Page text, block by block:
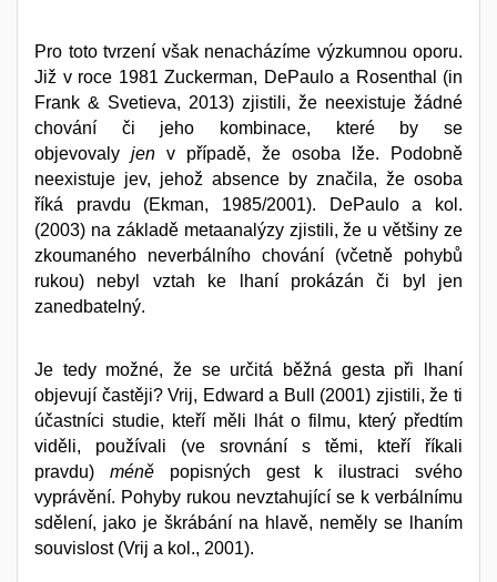
Pro toto tvrzení však nenacházíme výzkumnou oporu.
Již v roce 1981 Zuckerman, DePaulo a Rosenthal (in
Frank & Svetieva, 2013) zjistili, že neexistuje žádné
chování či jeho kombinace, které by se
objevovaly jen v případě, že osoba lže. Podobně
neexistuje jev, jehož absence by značila, že osoba
říká pravdu (Ekman, 1985/2001). DePaulo a kol.
(2003) na základě metaanalýzy zjistili, že u většiny ze
zkoumaného neverbálního chování (včetně pohybů
rukou) nebyl vztah ke lhaní prokázán či byl jen
zanedbatelný.
Je tedy možné, že se určitá běžná gesta při lhaní
objevují častěji? Vrij, Edward a Bull (2001) zjistili, že ti
účastníci studie, kteří měli lhát o filmu, který předtím
viděli, používali (ve srovnání s těmi, kteří říkali
pravdu) méněpopisných gest k ilustraci svého
vyprávění. Pohyby rukou nevztahující se k verbálnímu
sdělení, jako je škrábání na hlavě, neměly se lhaním
souvislost (Vrij a kol., 2001).